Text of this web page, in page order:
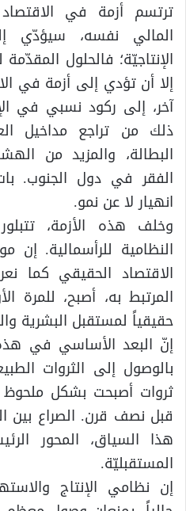
ترتسم أزمة في الاقتصاد
المالي نفسه، سيؤدّي
الإنتاجيّة؛ فالحلول
إلا أن تؤدي إلى أزمة في
آخر، إلى ركود نسبي في
ذلك من تراجع مداخيل
البطالة، والمزيد من
الفقر في دول الجنوب.
انهيار لا عن نمو.
وخلف هذه الأزمة، تتبلور
النظامية للرأسمالية. إن
الاقتصاد الحقيقي كما
المرتبط به، أصبح، للمرة
حقيقياً لمستقبل البشرية
إنّ البعد الأساسي في هذه
بالوصول إلى الثروات
ثروات أصبحت بشكل ملحوظ
قبل نصف قرن. الصراع بين
هذا السياق، المحور
المستقبليّة.
إن نظامي الإنتاج